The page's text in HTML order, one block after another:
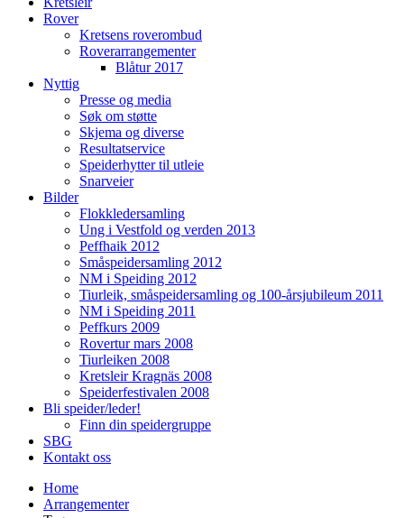
Rover
Kretsens roverombud
Roverarrangementer
Blåtur 2017
Nyttig
Presse og media
Søk om støtte
Skjema og diverse
Resultatservice
Speiderhytter til utleie
Snarveier
Bilder
Flokkledersamling
Ung i Vestfold og verden 2013
Peffhaik 2012
Småspeidersamling 2012
NM i Speiding 2012
Tiurleik, småspeidersamling og 100-årsjubileum 2011
NM i Speiding 2011
Peffkurs 2009
Rovertur mars 2008
Tiurleiken 2008
Kretsleir Kragnäs 2008
Speiderfestivalen 2008
Bli speider/leder!
Finn din speidergruppe
SBG
Kontakt oss
Home
Arrangementer